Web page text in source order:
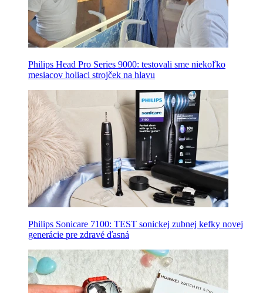
Philips Head Pro Series 9000: testovali sme niekoľko
mesiacov holiaci strojček na hlavu
Philips Sonicare 7100: TEST sonickej zubnej kefky novej
generácie pre zdravé ďasná